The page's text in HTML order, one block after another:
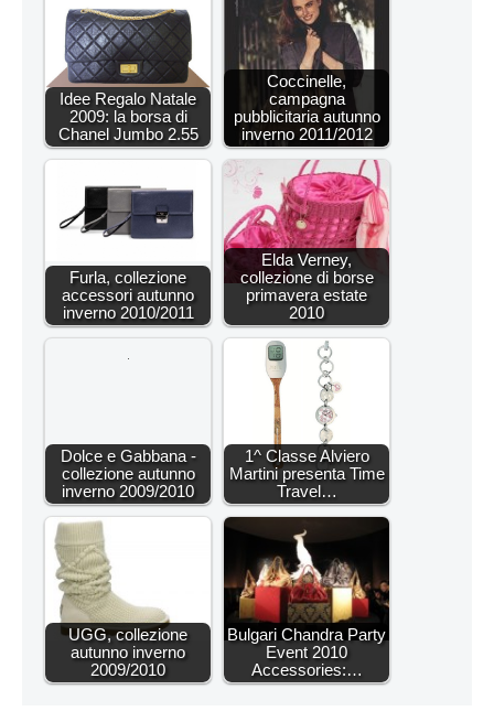
Idee Regalo Natale
2009: la borsa di
Chanel Jumbo 2.55
Coccinelle,
campagna
pubblicitaria autunno
inverno 2011/2012
Furla, collezione
accessori autunno
inverno 2010/2011
Elda Verney,
collezione di borse
primavera estate
2010
Dolce e Gabbana -
collezione autunno
inverno 2009/2010
1^ Classe Alviero
Martini presenta Time
Travel…
UGG, collezione
autunno inverno
2009/2010
Bulgari Chandra Party
Event 2010
Accessories:…